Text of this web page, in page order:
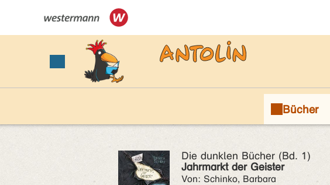
Die dunklen Bücher (Bd. 1)
Jahrmarkt der Geister
Von: Schinko, Barbara